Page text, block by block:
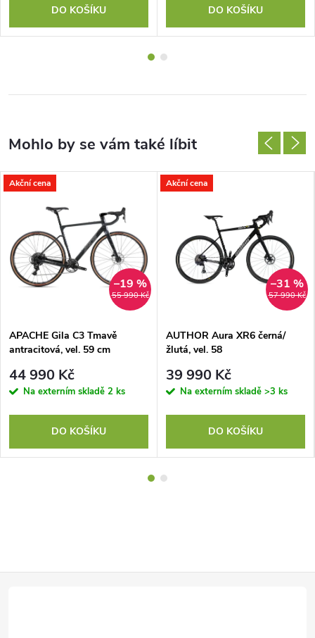
DO KOŠÍKU DO KOŠÍKU
Akční cena
55 990 Kč
–19 %
APACHE Gila C3 Tmavě
antracitová, vel. 59 cm
44 990 Kč
Na externím skladě 2 ks
DO KOŠÍKU
Akční cena
57 990 Kč
–31 %
AUTHOR Aura XR6 černá/
žlutá, vel. 58
39 990 Kč
Na externím skladě >3 ks
DO KOŠÍKU